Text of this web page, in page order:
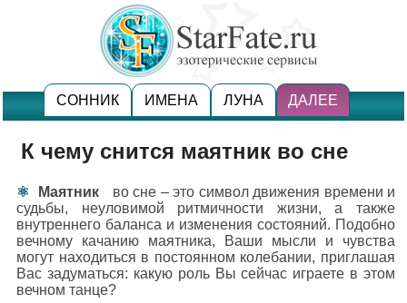
СОННИК ИМЕНА ЛУНА ДАЛЕЕ
К чему снится маятник во сне
Маятник
во сне – это символ движения времени и
судьбы, неуловимой ритмичности жизни, а также
внутреннего баланса и изменения состояний. Подобно
вечному качанию маятника, Ваши мысли и чувства
могут находиться в постоянном колебании, приглашая
Вас задуматься: какую роль Вы сейчас играете в этом
вечном танце?